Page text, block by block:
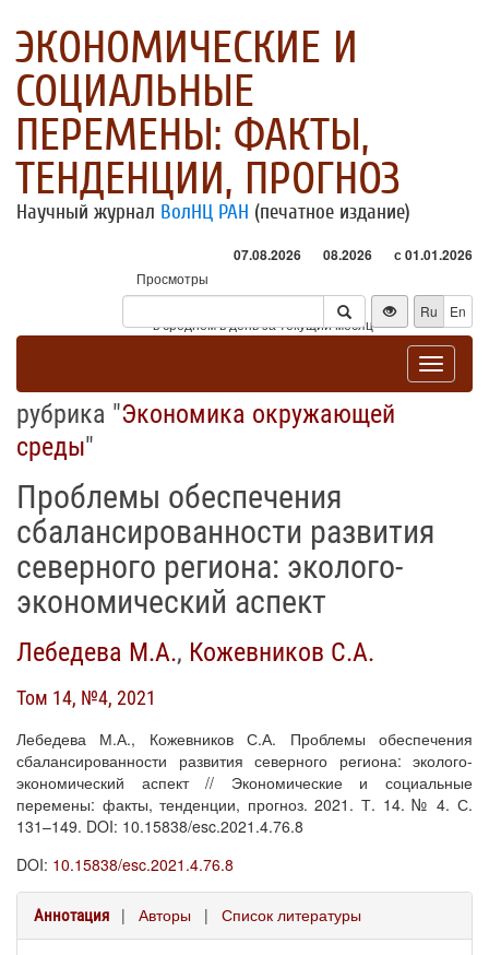
ЭКОНОМИЧЕСКИЕ И
СОЦИАЛЬНЫЕ
ПЕРЕМЕНЫ: ФАКТЫ,
ТЕНДЕНЦИИ, ПРОГНОЗ
Научный журнал ВолНЦ РАН (печатное издание)
07.08.2026 08.2026 с 01.01.2026
Просмотры
Посетители
* - в среднем в день за текущий месяц
Ru En
Toggle
рубрика "Экономика окружающей
среды"
Проблемы обеспечения
сбалансированности развития
северного региона: эколого-
экономический аспект
Лебедева М.А., Кожевников С.А.
Том 14, №4, 2021
Лебедева М.А., Кожевников С.А. Проблемы обеспечения
сбалансированности развития северного региона: эколого-
экономический аспект // Экономические и социальные
перемены: факты, тенденции, прогноз. 2021. Т. 14. № 4. С.
131–149. DOI: 10.15838/esc.2021.4.76.8
DOI: 10.15838/esc.2021.4.76.8
Аннотация | Авторы | Список литературы